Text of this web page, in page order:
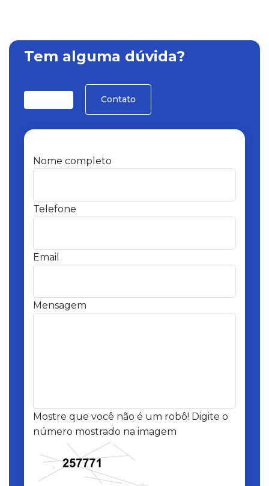
Tem alguma dúvida?
Contato
Nome completo
Telefone
Email
Mensagem
Mostre que você não é um robô! Digite o
número mostrado na imagem